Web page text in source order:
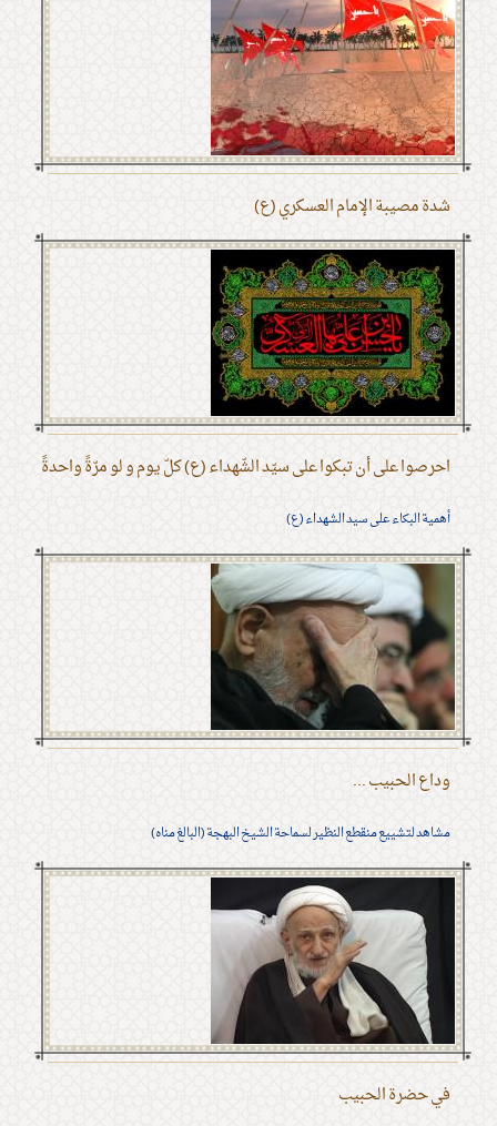
شدة مصيبة الإمام العسكري (ع)
احرصوا على أن تبكوا على سيّد الشّهداء (ع) كلّ يوم و لو مرّةً واحدةً
أهمية البكاء على سيد الشهداء (ع)
وداع الحبيب ...
مشاهد لتشييع منقطع النظير لسماحة الشيخ البهجة (البالغ مناه)
في حضرة الحبيب